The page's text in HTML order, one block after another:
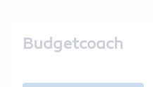
Budgetcoach